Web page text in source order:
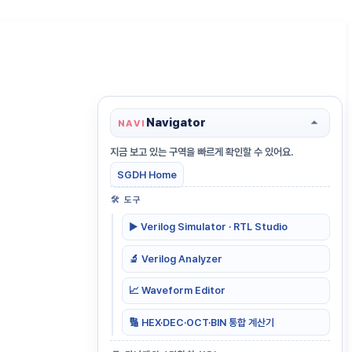
NAVI Navigator
지금 보고 있는 구역을 빠르게 확인할 수 있어요.
SGDH Home
🛠️ 도구
▶️ Verilog Simulator · RTL Studio
🔬 Verilog Analyzer
📈 Waveform Editor
🔢 HEX·DEC·OCT·BIN 통합 계산기
KO
KO
EN